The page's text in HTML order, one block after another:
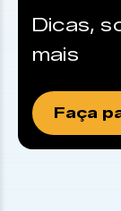
Dicas,
mais
Faça